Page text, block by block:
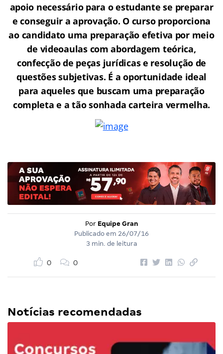
apoio necessário para o estudante se preparar
e conseguir a aprovação. O curso proporciona
ao candidato uma preparação efetiva por meio
de videoaulas com abordagem teórica,
confecção de peças jurídicas e resolução de
questões subjetivas. É a oportunidade ideal
para aqueles que buscam uma preparação
completa e a tão sonhada carteira vermelha.
Por Equipe Gran
Publicado em 26/07/16
3 min. de leitura
0 0
Notícias recomendadas